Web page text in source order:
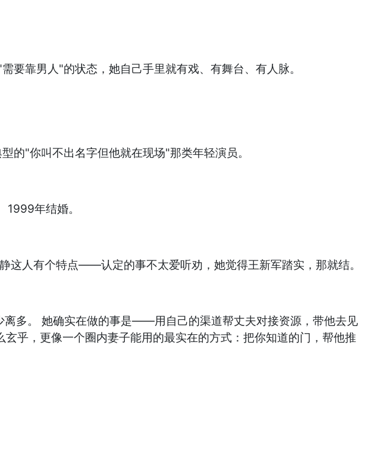
靠男人"的状态，她自己手里就有戏、有舞台、有人脉。
的"你叫不出名字但他就在现场"那类年轻演员。
年结婚。
这人有个特点——认定的事不太爱听劝，她觉得王新军踏实，那就结。
多。 她确实在做的事是——用自己的渠道帮丈夫对接资源，带他去见
乎，更像一个圈内妻子能用的最实在的方式：把你知道的门，帮他推